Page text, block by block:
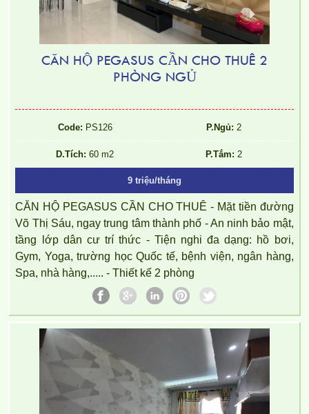
CĂN HỘ PEGASUS CẦN CHO THUÊ 2
PHÒNG NGỦ
Code: PS126 P.Ngủ: 2
D.Tích: 60 m2 P.Tắm: 2
9 triệu/tháng
CĂN HỘ PEGASUS CẦN CHO THUÊ - Mặt tiền đường
Võ Thị Sáu, ngay trung tâm thành phố - An ninh bảo mật,
tầng lớp dân cư trí thức - Tiện nghi đa dạng: hồ bơi,
Gym, Yoga, trường học Quốc tế, bệnh viện, ngân hàng,
Spa, nhà hàng,..... - Thiết kế 2 phòng